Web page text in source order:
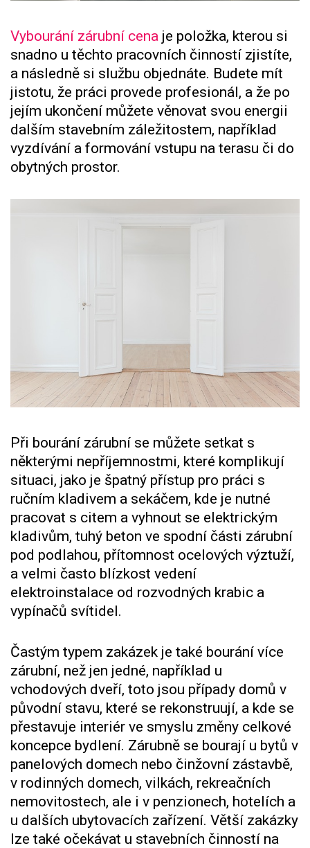
Vybourání zárubní cena je položka, kterou si
snadno u těchto pracovních činností zjistíte,
a následně si službu objednáte. Budete mít
jistotu, že práci provede profesionál, a že po
jejím ukončení můžete věnovat svou energii
dalším stavebním záležitostem, například
vyzdívání a formování vstupu na terasu či do
obytných prostor.
Při bourání zárubní se můžete setkat s
některými nepříjemnostmi, které komplikují
situaci, jako je špatný přístup pro práci s
ručním kladivem a sekáčem, kde je nutné
pracovat s citem a vyhnout se elektrickým
kladivům, tuhý beton ve spodní části zárubní
pod podlahou, přítomnost ocelových výztuží,
a velmi často blízkost vedení
elektroinstalace od rozvodných krabic a
vypínačů svítidel.
Častým typem zakázek je také bourání více
zárubní, než jen jedné, například u
vchodových dveří, toto jsou případy domů v
původní stavu, které se rekonstruují, a kde se
přestavuje interiér ve smyslu změny celkové
koncepce bydlení. Zárubně se bourají u bytů v
panelových domech nebo činžovní zástavbě,
v rodinných domech, vilkách, rekreačních
nemovitostech, ale i v penzionech, hotelích a
u dalších ubytovacích zařízení. Větší zakázky
lze také očekávat u stavebních činností na